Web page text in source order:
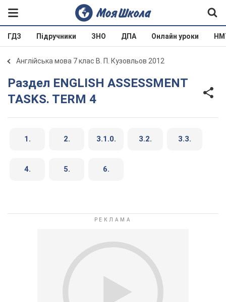
ГДЗ Підручники ЗНО ДПА Онлайн уроки
Англійська мова 7 клас В. П. Кузовльов 2012
Раздел ENGLISH ASSESSMENT
TASKS. TERM 4
1. 2. 3.1.0. 3.2. 3.3.
4. 5. 6.